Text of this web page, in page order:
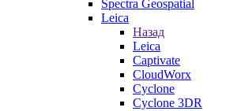
Spectra Geospatial
Leica
Назад
Leica
Captivate
CloudWorx
Cyclone
Cyclone 3DR